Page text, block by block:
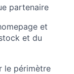
partenaire
et
et du
le périmètre